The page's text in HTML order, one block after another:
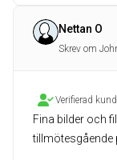
Nettan O
Skrev om
Verifierad kund
Fina bilder och
tillmötesgående